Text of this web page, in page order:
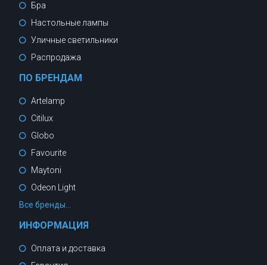
Бра
Настольные лампы
Уличные светильники
Распродажа
ПО БРЕНДАМ
Artelamp
Citilux
Globo
Favourite
Maytoni
Odeon Light
Все бренды...
ИНФОРМАЦИЯ
Оплата и доставка